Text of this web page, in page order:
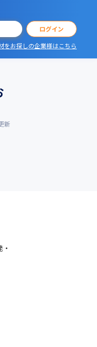
ログイン
をお探しの企業様はこちら
新